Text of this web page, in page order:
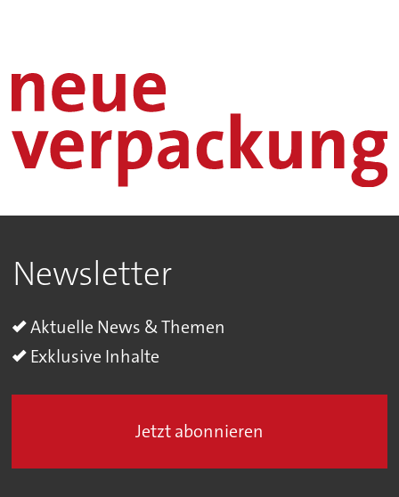
Newsletter
Aktuelle News & Themen
Exklusive Inhalte
Jetzt abonnieren